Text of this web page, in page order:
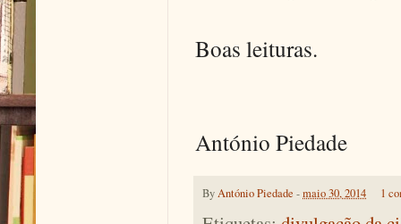
Boas leituras.
António Piedade
ByAntónio Piedade -maio 30, 2014 1